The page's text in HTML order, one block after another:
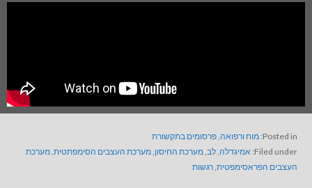
Posted in: מוח ורפואה פרסומים בתקשורת
Filed under: אמיגדלה לב, מערכת החיסון מערכת העצבים הסימפתטית, מערכת
העצבים הפראסימפטית, רגשות